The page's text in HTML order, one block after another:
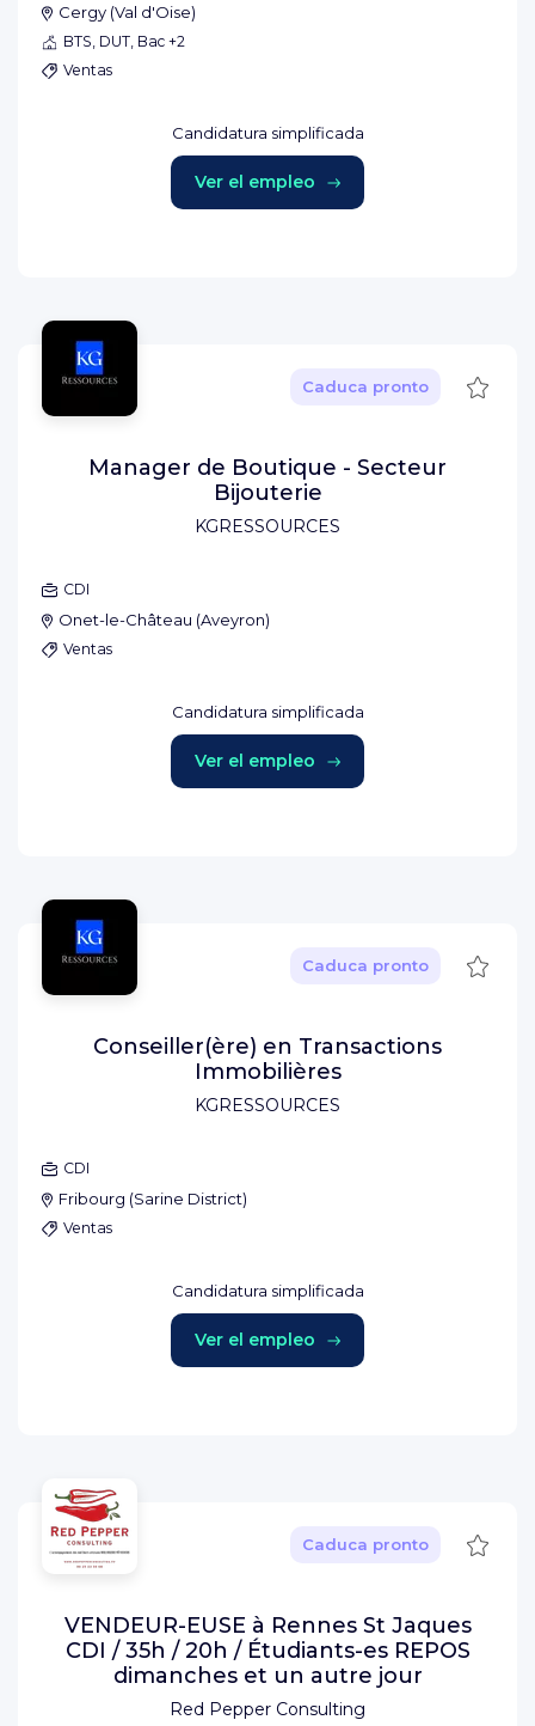
Cergy (Val d'Oise)
BTS, DUT, Bac +2
Ventas
Candidatura simplificada
Ver el empleo
KGRESSOURCES
Caduca pronto
Manager de Boutique - Secteur
Bijouterie
CDI
Onet-le-Château (Aveyron)
Ventas
Candidatura simplificada
Ver el empleo
KGRESSOURCES
Caduca pronto
Conseiller(ère) en Transactions
Immobilières
CDI
Fribourg (Sarine District)
Ventas
Candidatura simplificada
Ver el empleo
Red Pepper Consulting
Caduca pronto
VENDEUR-EUSE à Rennes St Jaques
CDI / 35h / 20h / Étudiants-es REPOS
dimanches et un autre jour